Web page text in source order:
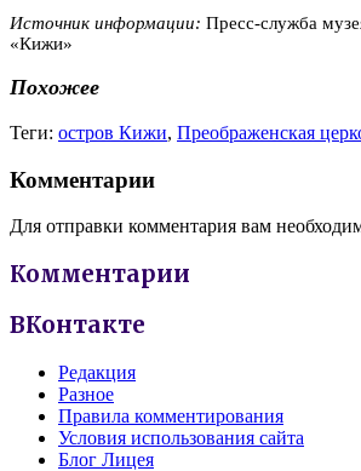
Источник информации: Пресс-служба
«Кижи»
Похожее
Теги: остров Кижи, Преображенская
Комментарии
Для отправки комментария вам
Комментарии
ВКонтакте
Редакция
Разное
Правила комментирования
Условия использования сайта
Блог Лицея